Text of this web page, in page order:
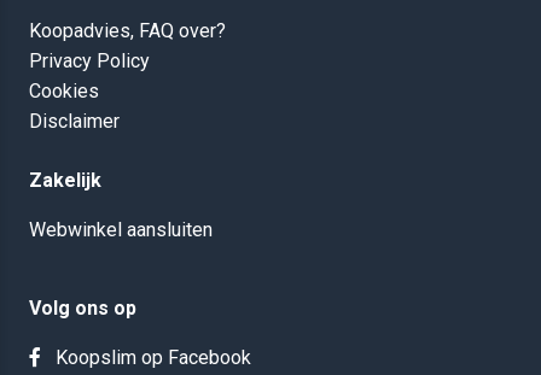
Koopadvies, FAQ over?
Privacy Policy
Cookies
Disclaimer
Zakelijk
Webwinkel aansluiten
Volg ons op
Koopslim op Facebook